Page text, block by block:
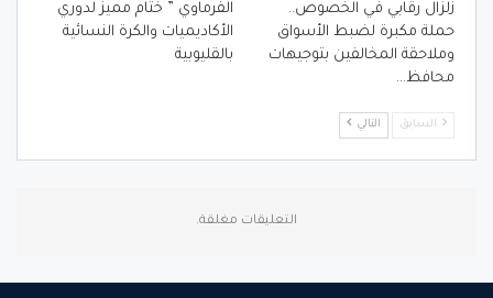
زلزال رقابي في الخصوص..
حملة مكبرة لضبط الأسواق
وملاحقة المخالفين بتوجيهات
محافظ…
الفرماوي ” ختام مميز لدوري
الأكاديميات والكرة النسائية
بالقليوبية
السابق التالي
التعليقات مغلقة.